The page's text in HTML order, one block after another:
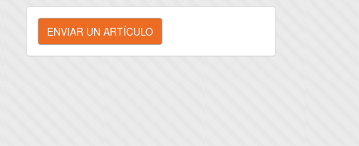
Enviar
un
artículo
ENVIAR UN ARTÍCULO